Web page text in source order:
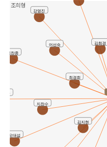
조희형
김지현
김찬종
지찬수
어선숙 김희경
최경희
재술
오대섭
강영진